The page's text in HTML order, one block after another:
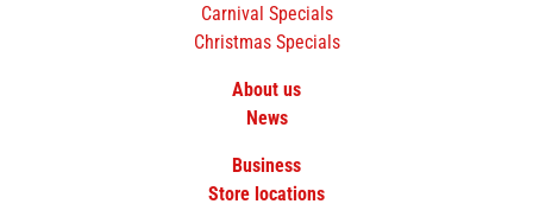
Carnival Specials
Christmas Specials
About us
News
Business
Store locations